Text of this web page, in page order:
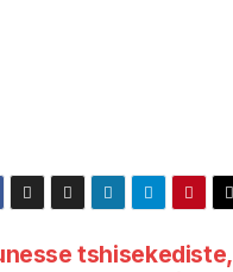
tshisekediste,